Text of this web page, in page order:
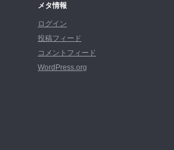
メタ情報
ログイン
投稿フィード
コメントフィード
WordPress.org